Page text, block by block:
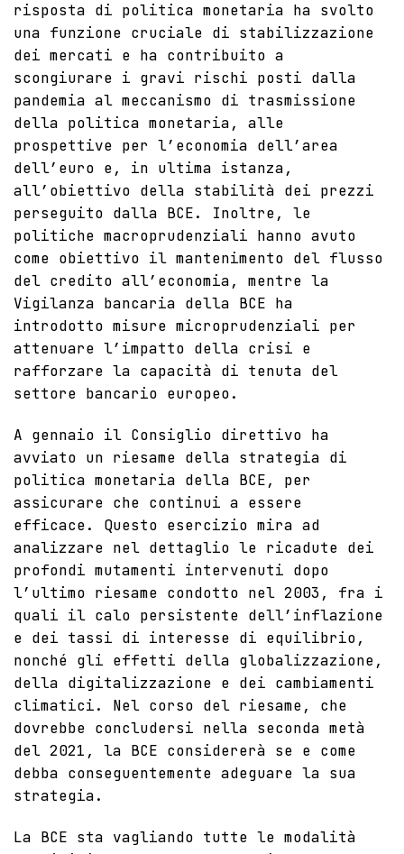
risposta di politica monetaria ha svolto
una funzione cruciale di stabilizzazione
dei mercati e ha contribuito a
scongiurare i gravi rischi posti dalla
pandemia al meccanismo di trasmissione
della politica monetaria, alle
prospettive per l’economia dell’area
dell’euro e, in ultima istanza,
all’obiettivo della stabilità dei prezzi
perseguito dalla BCE. Inoltre, le
politiche macroprudenziali hanno avuto
come obiettivo il mantenimento del flusso
del credito all’economia, mentre la
Vigilanza bancaria della BCE ha
introdotto misure microprudenziali per
attenuare l’impatto della crisi e
rafforzare la capacità di tenuta del
settore bancario europeo.
A gennaio il Consiglio direttivo ha
avviato un riesame della strategia di
politica monetaria della BCE, per
assicurare che continui a essere
efficace. Questo esercizio mira ad
analizzare nel dettaglio le ricadute dei
profondi mutamenti intervenuti dopo
l’ultimo riesame condotto nel 2003, fra i
quali il calo persistente dell’inflazione
e dei tassi di interesse di equilibrio,
nonché gli effetti della globalizzazione,
della digitalizzazione e dei cambiamenti
climatici. Nel corso del riesame, che
dovrebbe concludersi nella seconda metà
del 2021, la BCE considererà se e come
debba conseguentemente adeguare la sua
strategia.
La BCE sta vagliando tutte le modalità